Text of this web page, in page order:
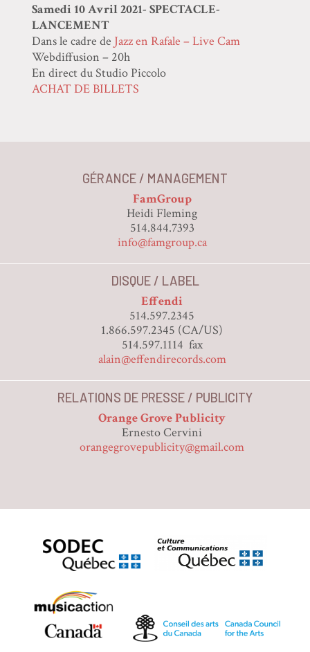
Samedi 10 Avril 2021- SPECTACLE-
LANCEMENT
Dans le cadre de Jazz en Rafale – Live Cam
Webdiffusion – 20h
En direct du Studio Piccolo
ACHAT DE BILLETS
GÉRANCE / MANAGEMENT
FamGroup
Heidi Fleming
514.844.7393
info@famgroup.ca
DISQUE / LABEL
Effendi
514.597.2345
1.866.597.2345 (CA/US)
514.597.1114 fax
alain@effendirecords.com
RELATIONS DE PRESSE / PUBLICITY
Orange Grove Publicity
Ernesto Cervini
orangegrovepublicity@gmail.com